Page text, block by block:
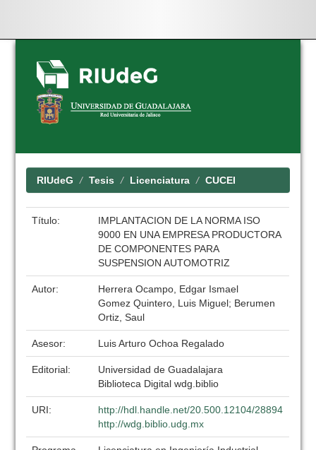
Skip
navigation
RIUdeG Tesis Licenciatura CUCEI
Título:
IMPLANTACION DE LA NORMA ISO
9000 EN UNA EMPRESA PRODUCTORA
DE COMPONENTES PARA
SUSPENSION AUTOMOTRIZ
Autor:
Herrera Ocampo, Edgar Ismael
Gomez Quintero, Luis Miguel; Berumen
Ortiz, Saul
Asesor: Luis Arturo Ochoa Regalado
Editorial:
Universidad de Guadalajara
Biblioteca Digital wdg.biblio
URI:
http://hdl.handle.net/20.500.12104/28894
http://wdg.biblio.udg.mx